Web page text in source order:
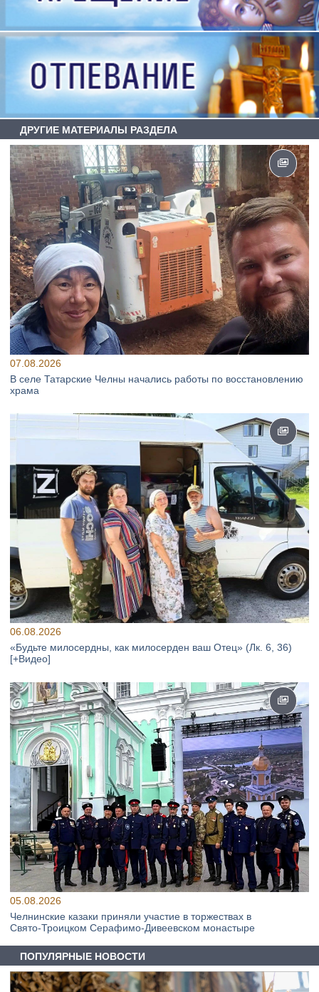
ДРУГИЕ МАТЕРИАЛЫ РАЗДЕЛА
07.08.2026
В селе Татарские Челны начались работы по восстановлению
храма
06.08.2026
«Будьте милосердны, как милосерден ваш Отец» (Лк. 6, 36)
[+Видео]
05.08.2026
Челнинские казаки приняли участие в торжествах в
Свято‑Троицком Серафимо‑Дивеевском монастыре
ПОПУЛЯРНЫЕ НОВОСТИ